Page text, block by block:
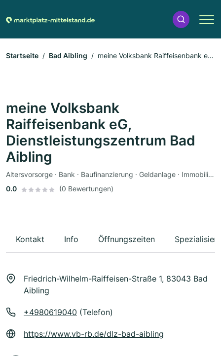
Startseite Bad Aibling
meine Volksbank Raiffeisenbank eG,
meine Volksbank
Raiffeisenbank eG,
Dienstleistungszentrum Bad
Aibling
Altersvorsorge · Bank · Baufinanzierung · Geldanlage · Immobilienmakler · Kredit · Finanzdienstleister · Versicherung
0.0
(0 Bewertungen)
Kontakt Info Öffnungszeiten
Friedrich-Wilhelm-Raiffeisen-Straße 1, 83043 Bad
Aibling
+4980619040 (Telefon)
https://www.vb-rb.de/dlz-bad-aibling